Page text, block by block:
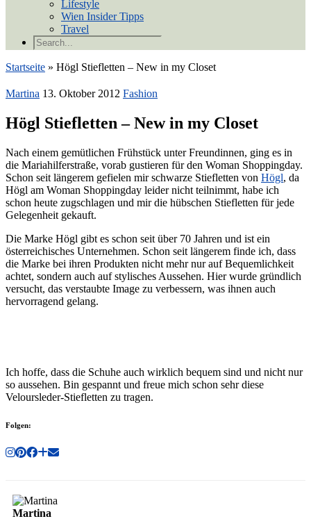
Lifestyle
Wien Insider Tipps
Travel
Startseite » Högl Stiefletten – New in my Closet
Martina 13. Oktober 2012 Fashion
Högl Stiefletten – New in my Closet
Nach einem gemütlichen Frühstück unter Freundinnen, ging es in
die Mariahilferstraße, vorab gustieren für den Woman Shoppingday.
Schon seit längerem gefielen mir schwarze Stiefletten von Högl, da
Högl am Woman Shoppingday leider nicht teilnimmt, habe ich
schon heute zugschlagen und mir die hübschen Stiefletten für jede
Gelegenheit gekauft.
Die Marke Högl gibt es schon seit über 70 Jahren und ist ein
österreichisches Unternehmen. Schon seit längerem finde ich, dass
die Marke bei ihren Produkten nicht mehr nur auf Bequemlichkeit
achtet, sondern auch auf stylisches Aussehen. Hier wurde gründlich
versucht, das verstaubte Image zu verbessern, was ihnen auch
hervorragend gelang.
Ich hoffe, dass die Schuhe auch wirklich bequem sind und nicht nur
so aussehen. Bin gespannt und freue mich schon sehr diese
Veloursleder-Stiefletten zu tragen.
Folgen:
Martina